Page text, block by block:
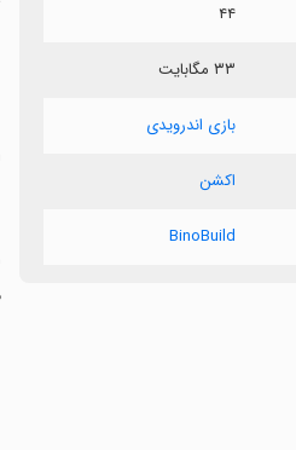
۴۴
۳۳ مگابایت
بازی اندرویدی
اکشن
BinoBuild